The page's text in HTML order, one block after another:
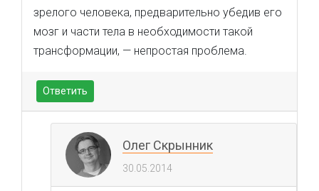
зрелого человека, предварительно убедив его
мозг и части тела в необходимости такой
трансформации, — непростая проблема.
Ответить
Олег Скрынник
30.05.2014